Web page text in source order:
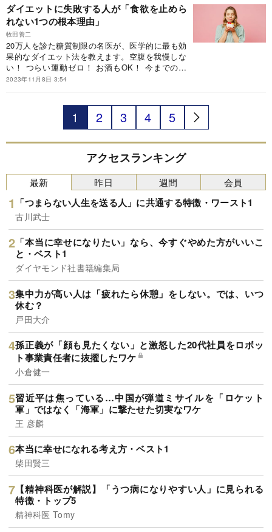
ダイエットに失敗する人が「食欲を止めら
れない1つの根本理由」
牧田善二
20万人を診た糖質制限の名医が、医学的に最も効
果的なダイエット法を教えます。空腹を我慢しな
い！ つらい運動ゼロ！ お酒もOK！ 今までのダ
イエットの思い込みを覆す、しっかり食べて健康
2023年11月8日 3:54
1 2 3 4 5
アクセスランキング
最新
「つまらない人生を送る人」に共通する特徴・ワースト1
古川武士
「本当に幸せになりたい」なら、今すぐやめた方がいいこ
と・ベスト1
ダイヤモンド社書籍編集局
集中力が高い人は「疲れたら休憩」をしない。では、いつ
休む？
戸田大介
孫正義が「顔も見たくない」と激怒した20代社員をロボッ
ト事業責任者に抜擢したワケ
小倉健一
習近平は焦っている…中国が弾道ミサイルを「ロケット
軍」ではなく「海軍」に撃たせた切実なワケ
王 彦麟
本当に幸せになれる考え方・ベスト1
柴田賢三
【精神科医が解説】「うつ病になりやすい人」に見られる
特徴・トップ5
精神科医 Tomy
昨日 週間 会員